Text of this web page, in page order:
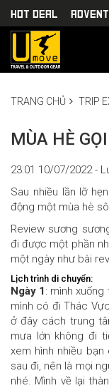
HOT DEAL
TRANG CHỦ TRIP
MÙA HÈ
23:01 10/07/2022 -
Sau nhiều lần lỡ
động một mùa hè
Review sương
đi được một phần
một ngày như bài
Lịch trình di chuyển:
Ngày 1 : mình
mình có đi Thác
ở đây cách trung
mưa lớn không đi
xem hình nhiều
sau đi, nên là mọi
nhé. Mình về lại